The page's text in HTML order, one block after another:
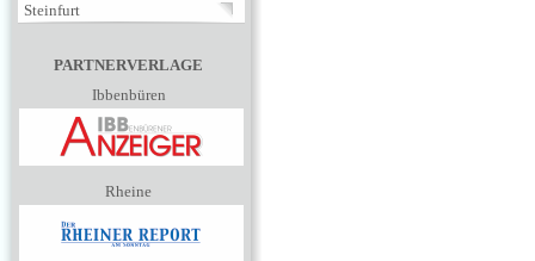
Steinfurt
PARTNERVERLAGE
Ibbenbüren
Rheine